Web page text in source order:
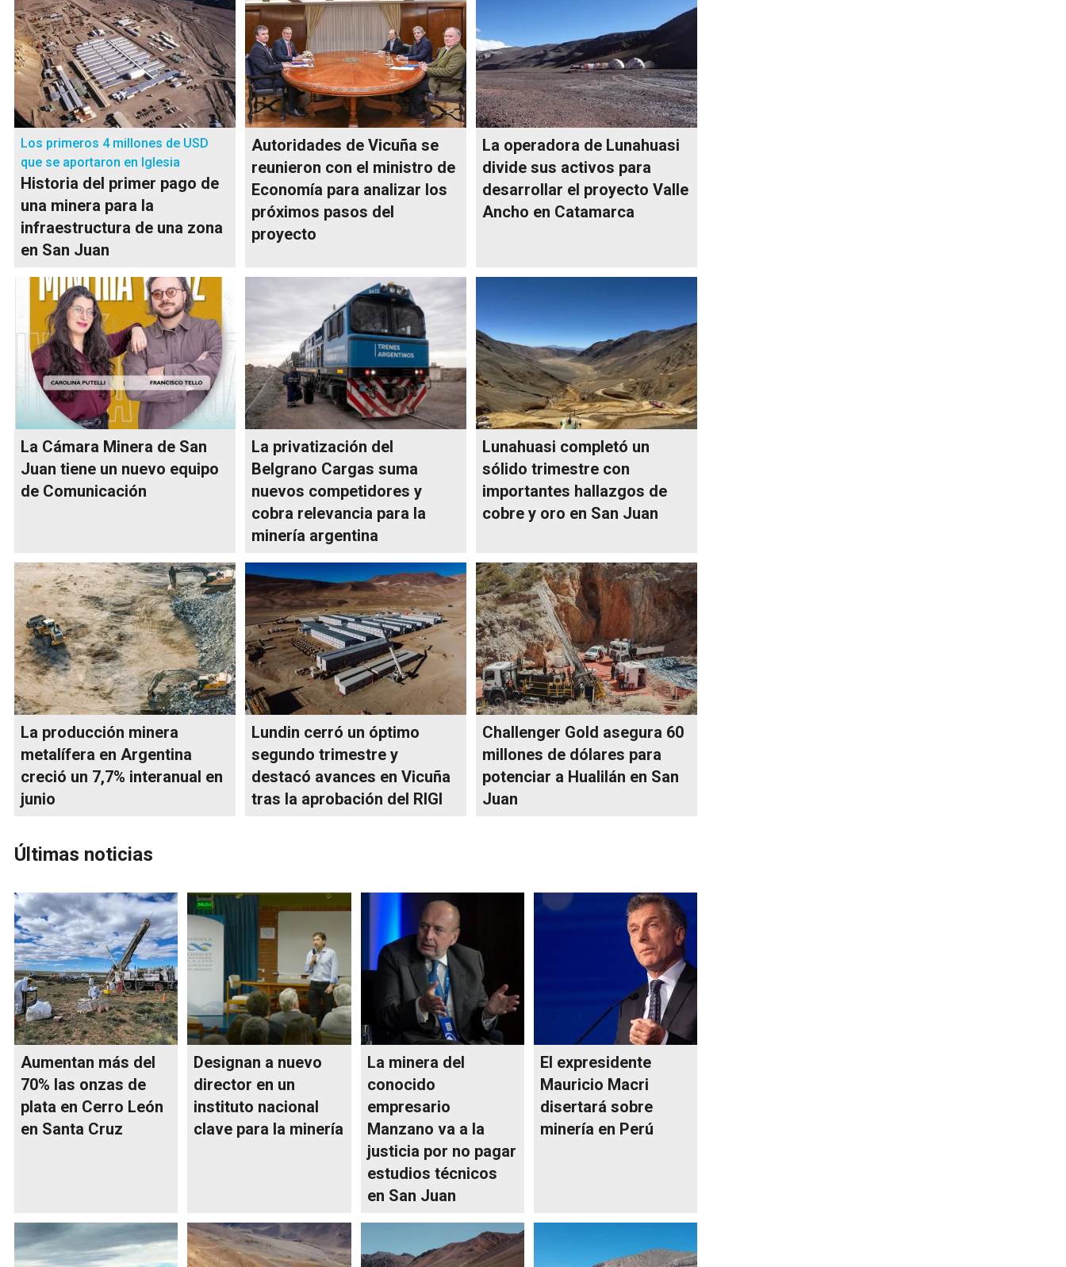
Los primeros 4 millones de USD
que se aportaron en Iglesia
Historia del primer pago de
una minera para la
infraestructura de una zona
en San Juan
Autoridades de Vicuña se
reunieron con el ministro de
Economía para analizar los
próximos pasos del
proyecto
La operadora de Lunahuasi
divide sus activos para
desarrollar el proyecto Valle
Ancho en Catamarca
La Cámara Minera de San
Juan tiene un nuevo equipo
de Comunicación
La privatización del
Belgrano Cargas suma
nuevos competidores y
cobra relevancia para la
minería argentina
Lunahuasi completó un
sólido trimestre con
importantes hallazgos de
cobre y oro en San Juan
La producción minera
metalífera en Argentina
creció un 7,7% interanual en
junio
Lundin cerró un óptimo
segundo trimestre y
destacó avances en Vicuña
tras la aprobación del RIGI
Challenger Gold asegura 60
millones de dólares para
potenciar a Hualilán en San
Juan
Últimas noticias
Aumentan más del
70% las onzas de
plata en Cerro León
en Santa Cruz
Designan a nuevo
director en un
instituto nacional
clave para la minería
La minera del
conocido
empresario
Manzano va a la
justicia por no pagar
estudios técnicos
en San Juan
El expresidente
Mauricio Macri
disertará sobre
minería en Perú